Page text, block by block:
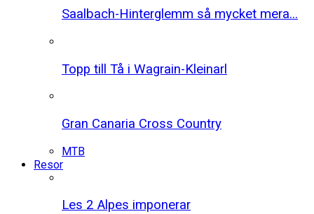
Saalbach-Hinterglemm så mycket mera...
Topp till Tå i Wagrain-Kleinarl
Gran Canaria Cross Country
MTB
Resor
Les 2 Alpes imponerar